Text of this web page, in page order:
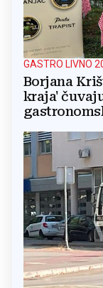
GASTRO LIVNO
Borjana
kraja'